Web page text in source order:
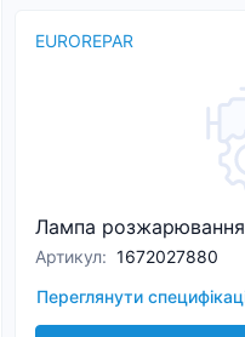
EUROREPAR
Лампа
Артикул: 1672027880
Переглянути